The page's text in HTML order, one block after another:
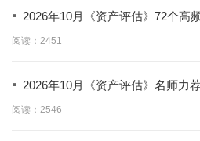
· 2026年10月《资产评估》72个高
阅读：2451
· 2026年10月《资产评估》名师力
阅读：2546